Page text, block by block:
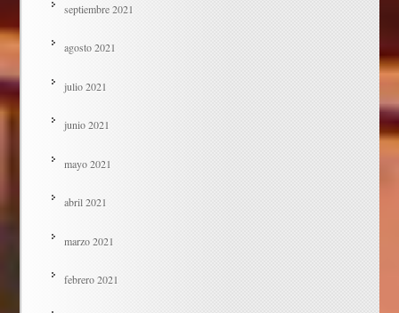
septiembre 2021
agosto 2021
julio 2021
junio 2021
mayo 2021
abril 2021
marzo 2021
febrero 2021